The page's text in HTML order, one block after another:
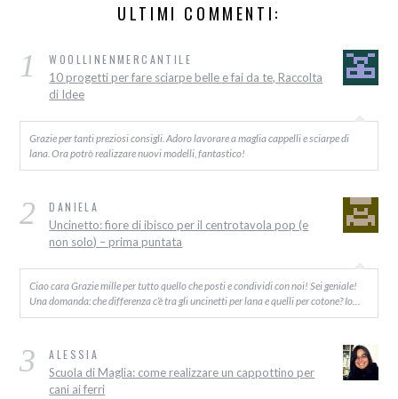
ULTIMI COMMENTI:
1 WOOLLINENMERCANTILE
10 progetti per fare sciarpe belle e fai da te, Raccolta
di Idee
Grazie per tanti preziosi consigli. Adoro lavorare a maglia cappelli e sciarpe di
lana. Ora potrò realizzare nuovi modelli, fantastico!
2 DANIELA
Uncinetto: fiore di ibisco per il centrotavola pop (e
non solo) – prima puntata
Ciao cara Grazie mille per tutto quello che posti e condividi con noi! Sei geniale!
Una domanda: che differenza c’è tra gli uncinetti per lana e quelli per cotone? Io…
3 ALESSIA
Scuola di Maglia: come realizzare un cappottino per
cani ai ferri